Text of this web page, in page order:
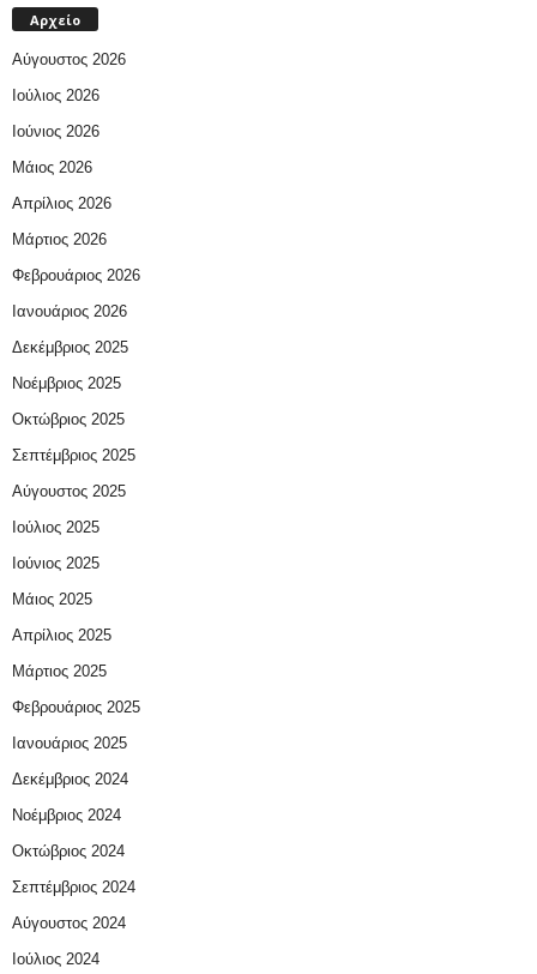
Αρχείο
Αύγουστος 2026
Ιούλιος 2026
Ιούνιος 2026
Μάιος 2026
Απρίλιος 2026
Μάρτιος 2026
Φεβρουάριος 2026
Ιανουάριος 2026
Δεκέμβριος 2025
Νοέμβριος 2025
Οκτώβριος 2025
Σεπτέμβριος 2025
Αύγουστος 2025
Ιούλιος 2025
Ιούνιος 2025
Μάιος 2025
Απρίλιος 2025
Μάρτιος 2025
Φεβρουάριος 2025
Ιανουάριος 2025
Δεκέμβριος 2024
Νοέμβριος 2024
Οκτώβριος 2024
Σεπτέμβριος 2024
Αύγουστος 2024
Ιούλιος 2024